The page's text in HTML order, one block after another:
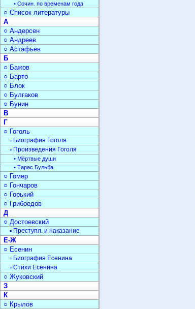
• Сочин. по временам года
○ Список литературы
А
○ Андерсен
○ Андреев
○ Астафьев
Б
○ Бажов
○ Барто
○ Блок
○ Булгаков
○ Бунин
В
Г
○ Гоголь
▫ Биография Гоголя
▫ Произведения Гоголя
• Мёртвые души
• Тарас Бульба
○ Гомер
○ Гончаров
○ Горький
○ Грибоедов
Д
○ Достоевский
▫ Преступл. и наказание
Е-Ж
○ Есенин
▫ Биография Есенина
▫ Стихи Есенина
○ Жуковский
З
К
○ Крылов